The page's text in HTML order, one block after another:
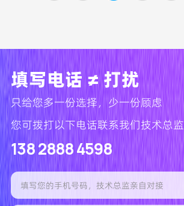
填写电话 ≠ 打扰
只给您多一份选择，少一份顾虑
您可拨打以下电话联系我们技术总监
138 2888 4598